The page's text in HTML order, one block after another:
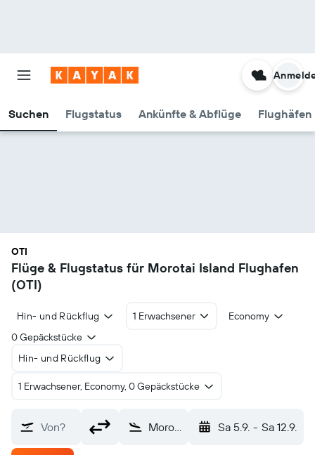
Suchen Flugstatus Ankünfte & Abflüge Flughäfen
OTI
Flüge & Flugstatus für Morotai Island Flughafen
(OTI)
Hin- und Rückflug 1 Erwachsener
Economy
0 Gepäckstücke
Hin- und Rückflug
1 Erwachsener, Economy, 0 Gepäckstücke
Von? Morotai Island (OTI) Sa 5.9. - Sa 12.9.